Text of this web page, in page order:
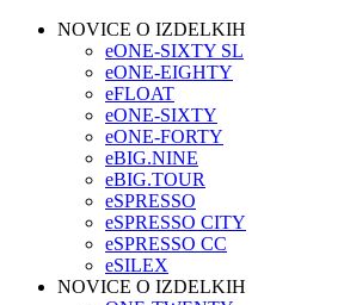
NOVICE O IZDELKIH
eONE-SIXTY SL
eONE-EIGHTY
eFLOAT
eONE-SIXTY
eONE-FORTY
eBIG.NINE
eBIG.TOUR
eSPRESSO
eSPRESSO CITY
eSPRESSO CC
eSILEX
NOVICE O IZDELKIH